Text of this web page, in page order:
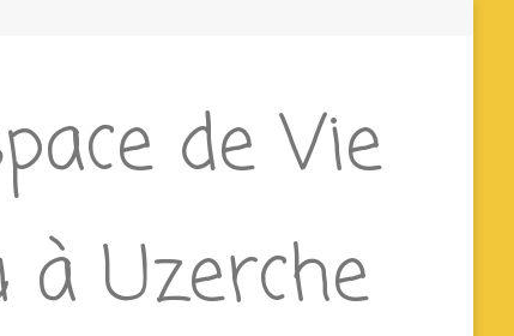
de Vie
à Uzerche